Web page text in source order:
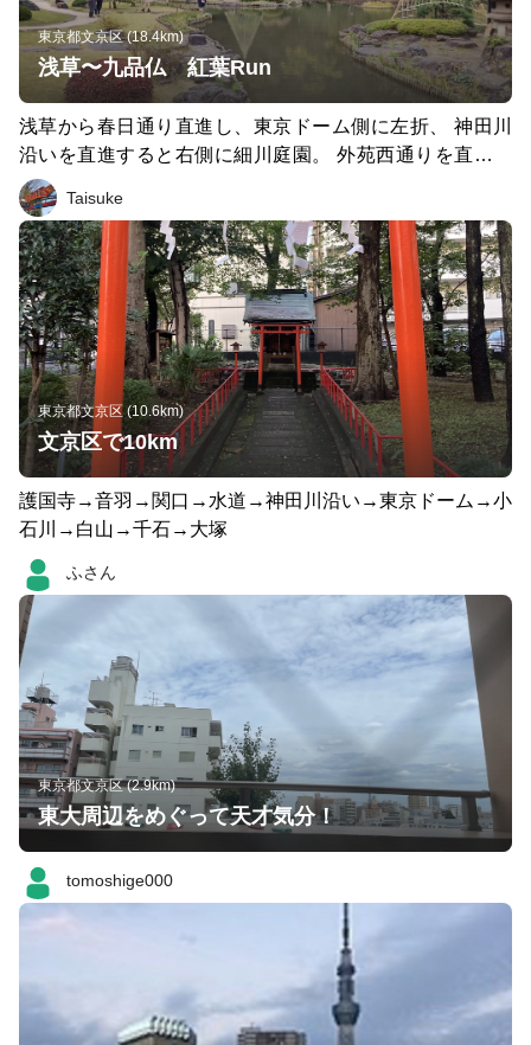
東京都文京区 (18.4km)
浅草〜九品仏 紅葉Run
浅草から春日通り直進し、東京ドーム側に左折、 神田川
沿いを直進すると右側に細川庭園。 外苑西通りを直進、
有栖川公園到着。 プラチナ通りから目黒通りに出て、
等々力方面に直進し、八雲3丁目の交差点を過ぎて 少しし
たら左折し九品仏のお寺でゴール！ チェックポイントに
は紅葉もキレイでしたが、 トイレもあり便利でした。
Taisuke
東京都文京区 (10.6km)
文京区で10km
護国寺→音羽→関口→水道→神田川沿い→東京ドーム→小
石川→白山→千石→大塚
ふさん
東京都文京区 (2.9km)
東大周辺をめぐって天才気分！
tomoshige000